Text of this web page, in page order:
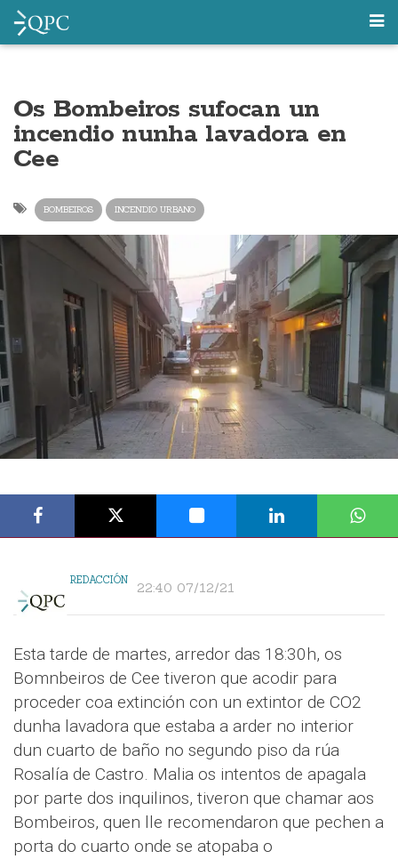
Os Bombeiros sufocan un
incendio nunha lavadora en
Cee
BOMBEIROS INCENDIO URBANO
REDACCIÓN 22:40 07/12/21
Esta tarde de martes, arredor das 18:30h, os
Bomnbeiros de Cee tiveron que acodir para
proceder coa extinción con un extintor de CO2
dunha lavadora que estaba a arder no interior
dun cuarto de baño no segundo piso da rúa
Rosalía de Castro. Malia os intentos de apagala
por parte dos inquilinos, tiveron que chamar aos
Bombeiros, quen lle recomendaron que pechen a
porta do cuarto onde se atopaba o